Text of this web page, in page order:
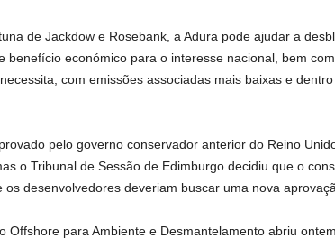
de Jackdow e Rosebank, a Adura pode ajudar a
benefício económico para o interesse nacional, bem
com emissões associadas mais baixas e
pelo governo conservador anterior do Reino
o Tribunal de Sessão de Edimburgo decidiu que o
os desenvolvedores deveriam buscar uma nova
Offshore para Ambiente e Desmantelamento abriu